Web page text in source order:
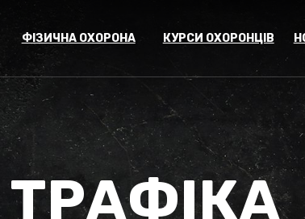
ФІЗИЧНА ОХОРОНА КУРСИ ОХОРОНЦІВ